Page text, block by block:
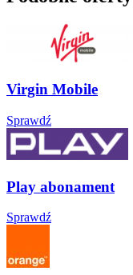
Virgin Mobile
Sprawdź
Play abonament
Sprawdź